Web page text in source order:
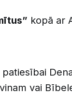
kopā ar
vai